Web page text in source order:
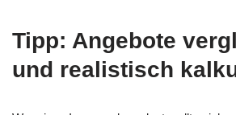
Tipp: Angebote
und realistisch